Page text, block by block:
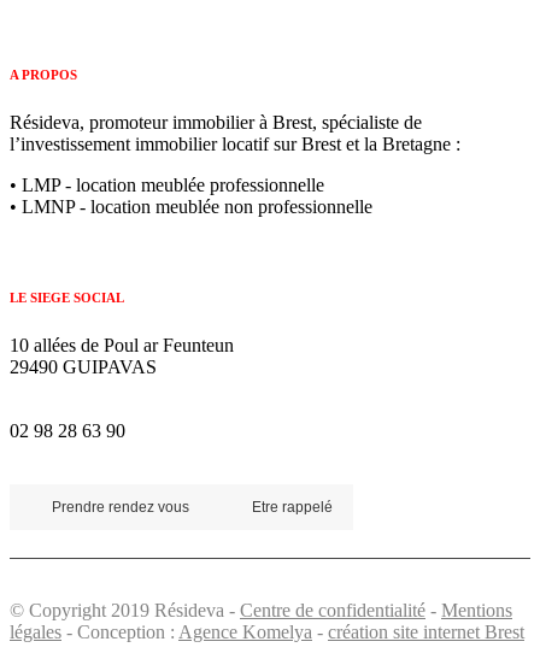
A PROPOS
Résideva, promoteur immobilier à Brest, spécialiste de
l’investissement immobilier locatif sur Brest et la Bretagne :
• LMP - location meublée professionnelle
• LMNP - location meublée non professionnelle
LE SIEGE SOCIAL
10 allées de Poul ar Feunteun
29490 GUIPAVAS
02 98 28 63 90
Prendre rendez vous Etre rappelé
© Copyright 2019 Résideva - Centre de confidentialité - Mentions
légales - Conception : Agence Komelya - création site internet Brest